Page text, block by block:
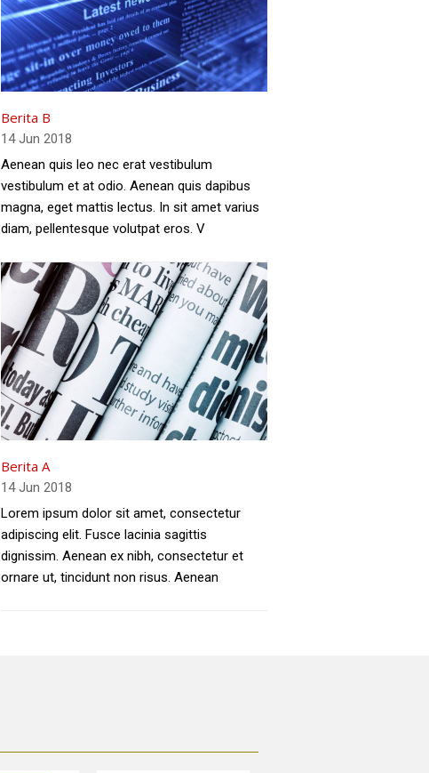
Berita B
14 Jun 2018
Aenean quis leo nec erat vestibulum
vestibulum et at odio. Aenean quis dapibus
magna, eget mattis lectus. In sit amet varius
diam, pellentesque volutpat eros. V
Berita A
14 Jun 2018
Lorem ipsum dolor sit amet, consectetur
adipiscing elit. Fusce lacinia sagittis
dignissim. Aenean ex nibh, consectetur et
ornare ut, tincidunt non risus. Aenean